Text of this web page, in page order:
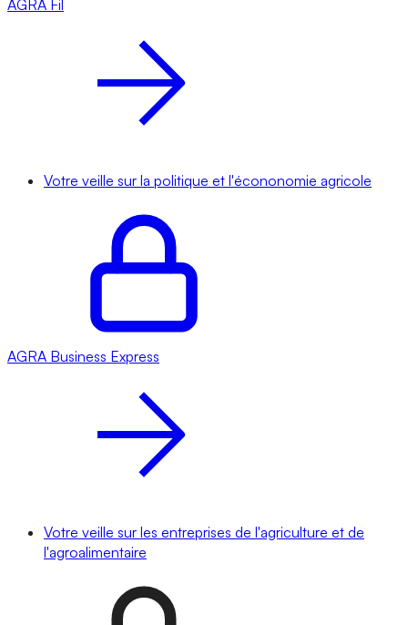
AGRA Fil
Votre veille sur la politique et l'écononomie agricole
AGRA Business Express
Votre veille sur les entreprises de l'agriculture et de
l'agroalimentaire